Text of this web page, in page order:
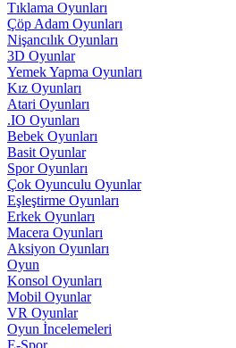
Tıklama Oyunları
Çöp Adam Oyunları
Nişancılık Oyunları
3D Oyunlar
Yemek Yapma Oyunları
Kız Oyunları
Atari Oyunları
.IO Oyunları
Bebek Oyunları
Basit Oyunlar
Spor Oyunları
Çok Oyunculu Oyunlar
Eşleştirme Oyunları
Erkek Oyunları
Macera Oyunları
Aksiyon Oyunları
Oyun
Konsol Oyunları
Mobil Oyunlar
VR Oyunlar
Oyun İncelemeleri
E-Spor